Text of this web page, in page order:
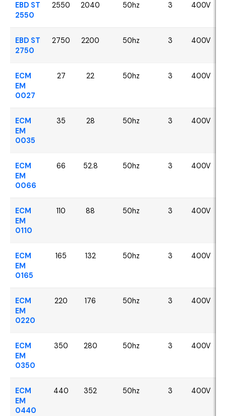
EBD ST
2550
2550 2040 50hz 3 400V
EBD ST
2750
2750 2200 50hz 3 400V
ECM
EM
0027
27 22 50hz 3 400V
ECM
EM
0035
35 28 50hz 3 400V
ECM
EM
0066
66 52.8 50hz 3 400V
ECM
EM
0110
110 88 50hz 3 400V
ECM
EM
0165
165 132 50hz 3 400V
ECM
EM
0220
220 176 50hz 3 400V
ECM
EM
0350
350 280 50hz 3 400V
ECM
EM
0440
440 352 50hz 3 400V